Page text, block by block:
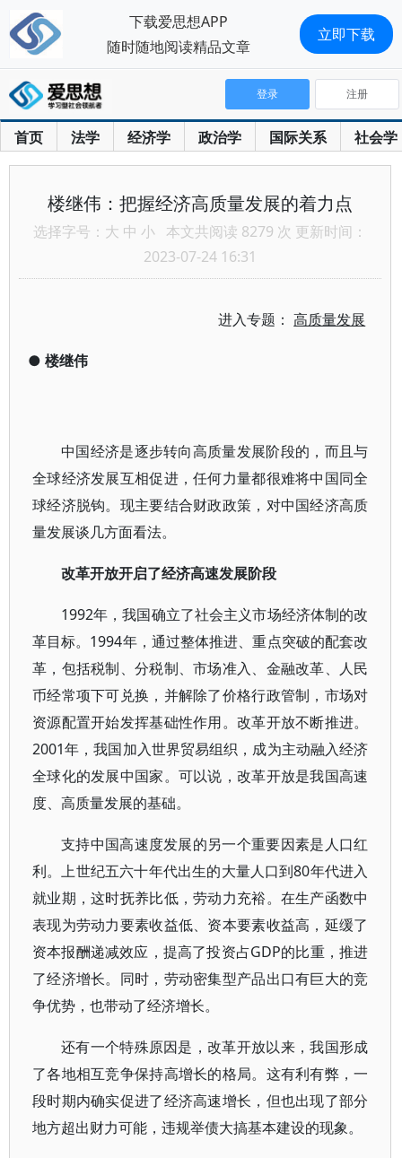
首页 法学 经济学 政治学 国际关系 社会学
登录 注册
楼继伟：把握经济高质量发展的着力点
选择字号： 大 中 小 本文共阅读 8279 次 更新时间：
2023-07-24 16:31
进入专题：高质量发展
● 楼继伟
中国经济是逐步转向高质量发展阶段的，而且与
全球经济发展互相促进，任何力量都很难将中国同全
球经济脱钩。现主要结合财政政策，对中国经济高质
量发展谈几方面看法。
改革开放开启了经济高速发展阶段
1992年，我国确立了社会主义市场经济体制的改
革目标。1994年，通过整体推进、重点突破的配套改
革，包括税制、分税制、市场准入、金融改革、人民
币经常项下可兑换，并解除了价格行政管制，市场对
资源配置开始发挥基础性作用。改革开放不断推进。
2001年，我国加入世界贸易组织，成为主动融入经济
全球化的发展中国家。可以说，改革开放是我国高速
度、高质量发展的基础。
支持中国高速度发展的另一个重要因素是人口红
利。上世纪五六十年代出生的大量人口到80年代进入
就业期，这时抚养比低，劳动力充裕。在生产函数中
表现为劳动力要素收益低、资本要素收益高，延缓了
资本报酬递减效应，提高了投资占GDP的比重，推进
了经济增长。同时，劳动密集型产品出口有巨大的竞
争优势，也带动了经济增长。
还有一个特殊原因是，改革开放以来，我国形成
了各地相互竞争保持高增长的格局。这有利有弊，一
段时期内确实促进了经济高速增长，但也出现了部分
地方超出财力可能，违规举债大搞基本建设的现象。
下载爱思想APP
随时随地阅读精品文章
立即下载